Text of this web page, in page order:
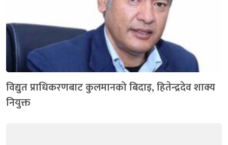
विद्युत प्राधिकरणबाट कुलमानको बिदाइ, हितेन्द्रदेव शाक्य
नियुक्त